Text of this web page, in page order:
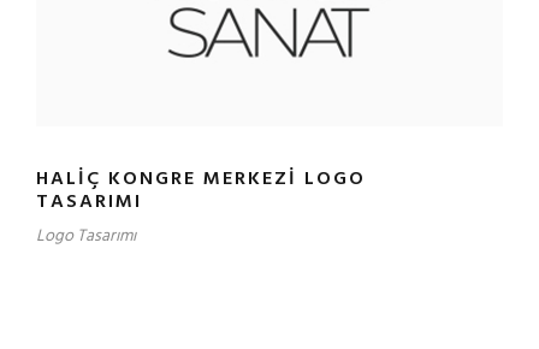
HALIÇ KONGRE MERKEZI LOGO
TASARIMI
Logo Tasarımı